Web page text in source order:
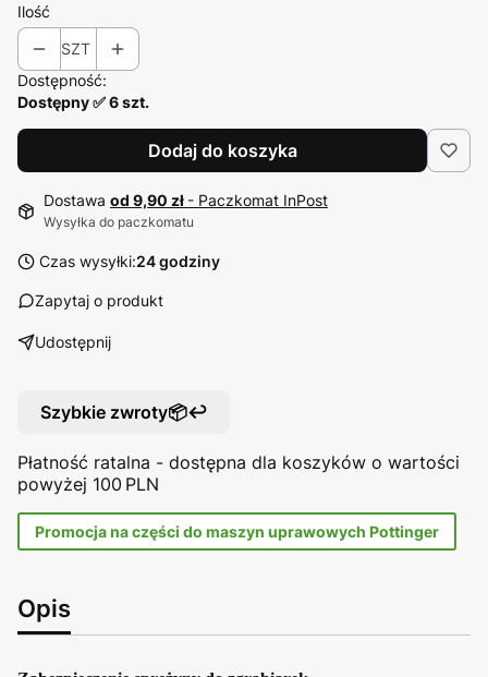
Ilość
SZT
Dostępność:
Dostępny ✅ 6 szt.
Dodaj do koszyka
Dostawa od 9,90 zł - Paczkomat InPost
Wysyłka do paczkomatu
Czas wysyłki:24 godziny
Zapytaj o produkt
Udostępnij
Szybkie zwroty📦↩️
Płatność ratalna - dostępna dla koszyków o wartości
powyżej 100 PLN
Promocja na części do maszyn uprawowych Pottinger
Opis